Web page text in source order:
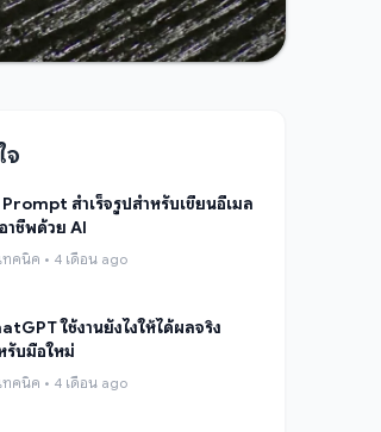
จ
สำเร็จรูปสำหรับเขียนอีเมล
าชีพด้วย AI
ทคนิค • 4 เดือน ago
ใช้งานยังไงให้ได้ผลจริง
รับมือใหม่
ทคนิค • 4 เดือน ago